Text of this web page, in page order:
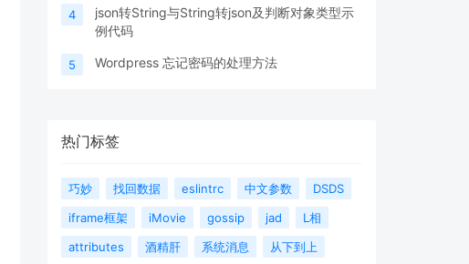
4
json转String与String转json及判断对象类型示
例代码
5 Wordpress 忘记密码的处理方法
热门标签
巧妙 找回数据 eslintrc 中文参数
DSDS
iframe框架
iMovie gossip jad
L相
attributes
酒精肝 系统消息
从下到上